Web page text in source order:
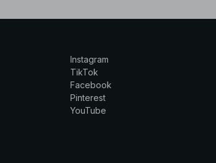
Instagram
TikTok
Facebook
Pinterest
YouTube